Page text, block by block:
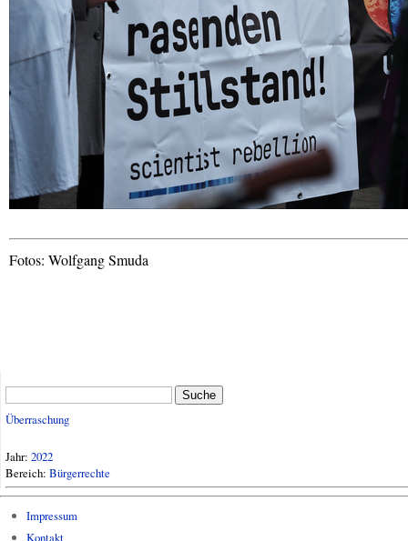
Fotos: Wolfgang Smuda
Suche
Überraschung
Jahr: 2022
Bereich: Bürgerrechte
Impressum
Kontakt